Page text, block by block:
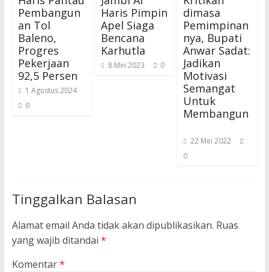
Pembangun
an Tol
Baleno,
Progres
Pekerjaan
92,5 Persen
1 Agustus 2024
0
Haris Pimpin
Apel Siaga
Bencana
Karhutla
8 Mei 2023 0
dimasa
Pemimpinan
nya, Bupati
Anwar Sadat:
Jadikan
Motivasi
Semangat
Untuk
Membangun
22 Mei 2022
0
Tinggalkan Balasan
Alamat email Anda tidak akan dipublikasikan. Ruas
yang wajib ditandai *
Komentar*